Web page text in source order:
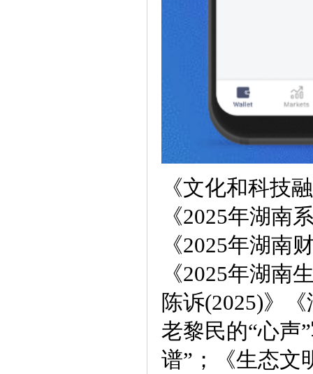
《文化和科技
《2025年湖南
《2025年湖南
《2025年湖南
陈诉(2025)》
老黎民的“心声
谱”；《生态文